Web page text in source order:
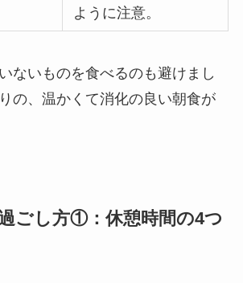
ように注意。
ないものを食べるのも避けまし
の、温かくて消化の良い朝食が
ごし方①：休憩時間の4つ